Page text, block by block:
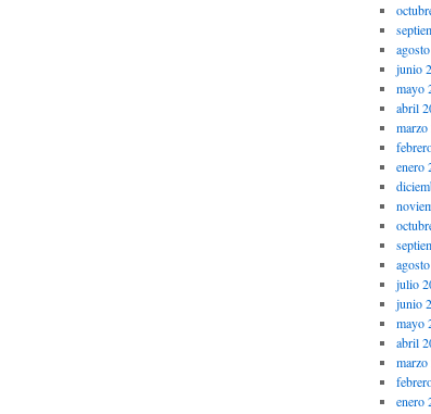
junio
mayo
abril
marzo
enero
julio
junio
mayo
abril
enero